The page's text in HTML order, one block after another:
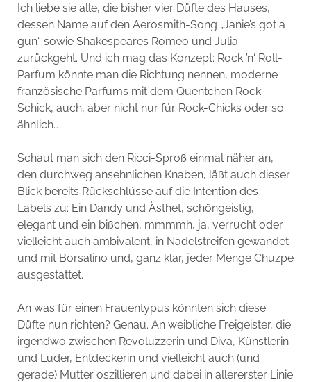
Ich liebe sie alle, die bisher vier Düfte des Hauses,
dessen Name auf den Aerosmith-Song „Janie’s got a
gun“ sowie Shakespeares Romeo und Julia
zurückgeht. Und ich mag das Konzept: Rock ’n‘ Roll-
Parfum könnte man die Richtung nennen, moderne
französische Parfums mit dem Quentchen Rock-
Schick, auch, aber nicht nur für Rock-Chicks oder so
ähnlich…
Schaut man sich den Ricci-Sproß einmal näher an,
den durchweg ansehnlichen Knaben, läßt auch dieser
Blick bereits Rückschlüsse auf die Intention des
Labels zu: Ein Dandy und Ästhet, schöngeistig,
elegant und ein bißchen, mmmmh, ja, verrucht oder
vielleicht auch ambivalent, in Nadelstreifen gewandet
und mit Borsalino und, ganz klar, jeder Menge Chuzpe
ausgestattet.
An was für einen Frauentypus könnten sich diese
Düfte nun richten? Genau. An weibliche Freigeister, die
irgendwo zwischen Revoluzzerin und Diva, Künstlerin
und Luder, Entdeckerin und vielleicht auch (und
gerade) Mutter oszillieren und dabei in allererster Linie